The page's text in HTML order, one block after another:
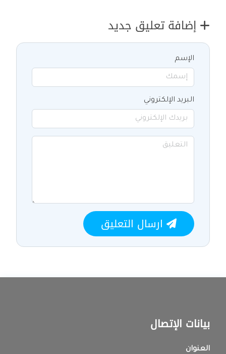
إضافة تعليق جديد
الإسم
البريد الإلكتروني
ارسال التعليق
بيانات الإتصال
العنوان